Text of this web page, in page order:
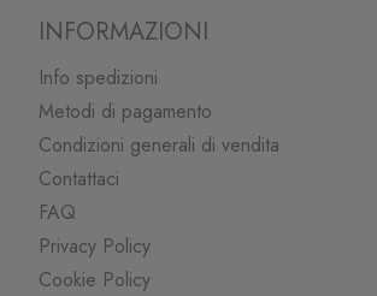
INFORMAZIONI
Info spedizioni
Metodi di pagamento
Condizioni generali di vendita
Contattaci
FAQ
Privacy Policy
Cookie Policy